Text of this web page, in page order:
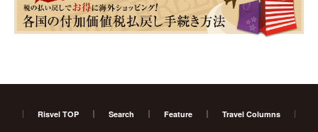
Risvel TOP Search Feature Travel Columns